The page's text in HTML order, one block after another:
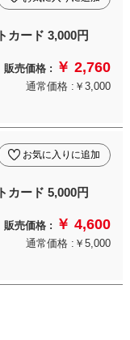
カード 3,000円
販売価格 : ￥ 2,760
通常価格 :￥3,000
カード 5,000円
お気に入りに追加
販売価格 : ￥ 4,600
通常価格 :￥5,000